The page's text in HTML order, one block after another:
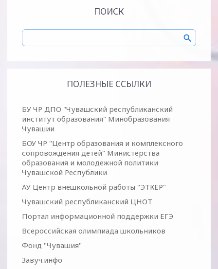
ПОИСК
ПОЛЕЗНЫЕ ССЫЛКИ
БУ ЧР ДПО "Чувашский республиканский
институт образования" Минобразования
Чувашии
БОУ ЧР "Центр образования и комплексного
сопровождения детей" Министерства
образования и молодежной политики
Чувашской Республики
АУ Центр внешкольной работы "ЭТКЕР"
Чувашский республиканский ЦНОТ
Портал информационной поддержки ЕГЭ
Всероссийская олимпиада школьников
Фонд "Чувашия"
Завуч.инфо